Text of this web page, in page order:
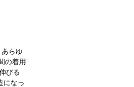
らゆ
の着用
びる
になっ